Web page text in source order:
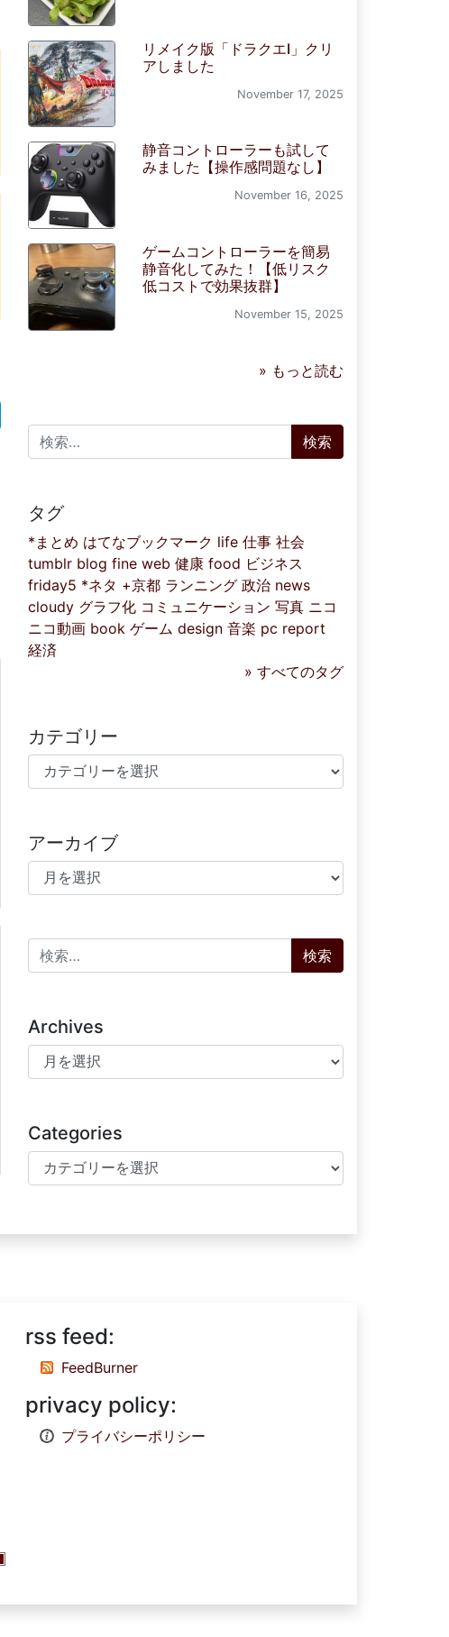
リメイク版「ドラクエI」クリ
アしました
November 17, 2025
静音コントローラーも試して
みました【操作感問題なし】
November 16, 2025
ゲームコントローラーを簡易
静音化してみた！【低リスク
低コストで効果抜群】
November 15, 2025
» もっと読む
検索:
タグ
*まとめ はてなブックマーク life 仕事 社会
tumblr blog fine web 健康 food ビジネス
friday5 *ネタ +京都 ランニング 政治 news
cloudy グラフ化 コミュニケーション 写真 ニコ
ニコ動画 book ゲーム design 音楽 pc report
経済
» すべてのタグ
カテゴリー
カテゴリー
アーカイブ
アーカイブ
検索:
Archives
Archives
Categories
Categories
rss feed:
FeedBurner
privacy policy:
プライバシーポリシー